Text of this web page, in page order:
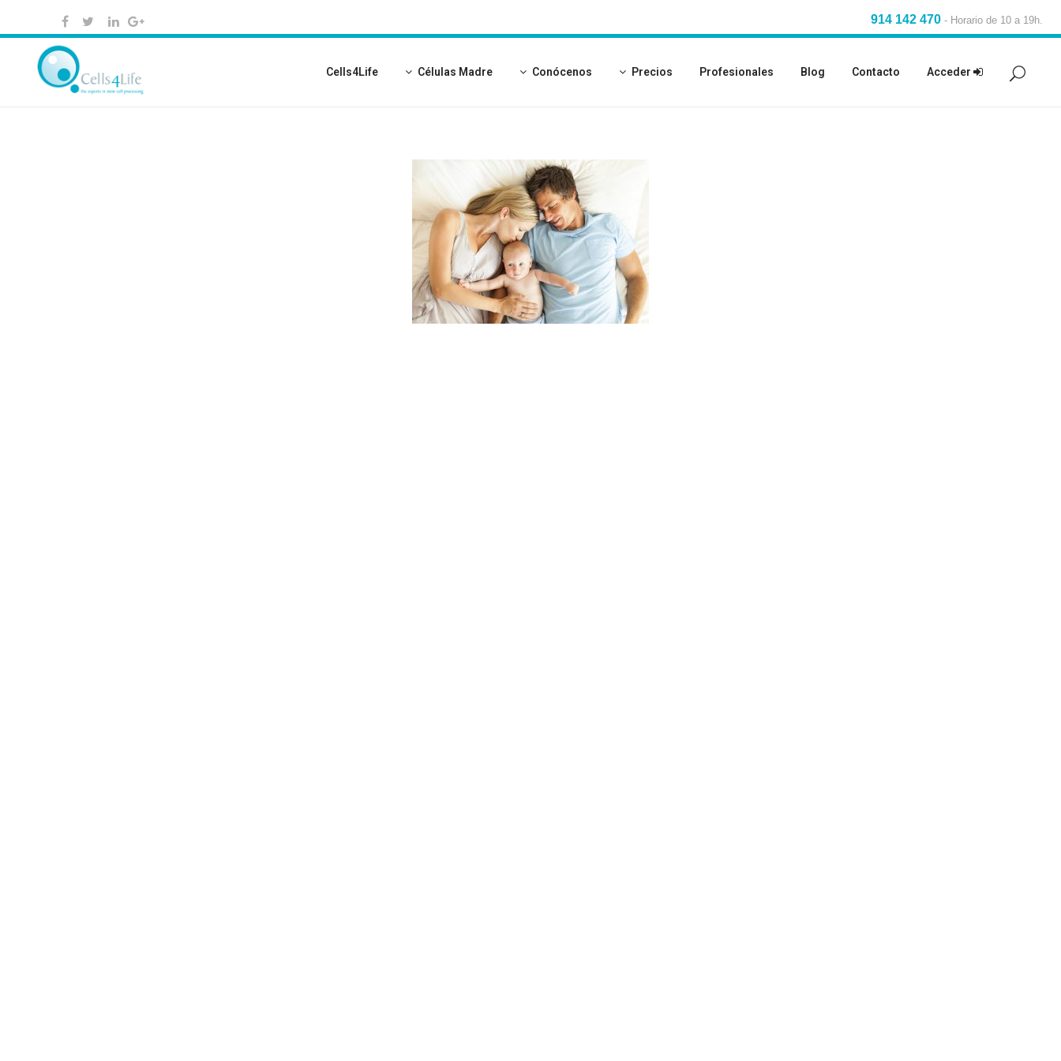
914 142 470 - Horario de 10 a 19h.
Cells4Life Células Madre Conócenos Precios Profesionales Blog Contacto Acceder